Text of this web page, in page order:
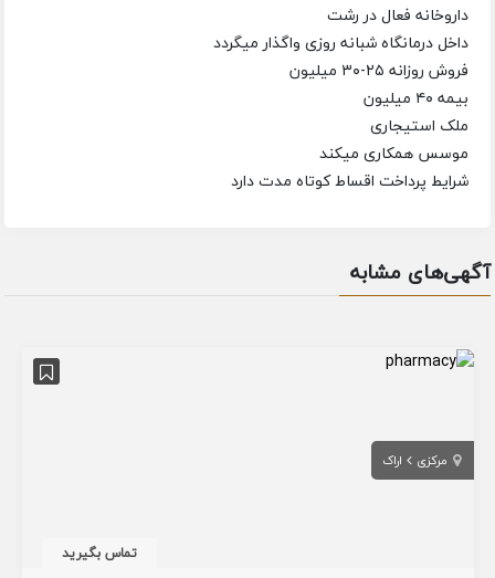
داروخانه فعال در رشت
داخل درمانگاه شبانه روزی واگذار میگردد
فروش روزانه ۲۵-۳۰ میلیون
بیمه ۴۰ میلیون
ملک استیجاری
موسس همکاری میکند
شرایط پرداخت اقساط کوتاه مدت دارد
آگهی‌های مشابه
مرکزی اراک
تماس بگیرید